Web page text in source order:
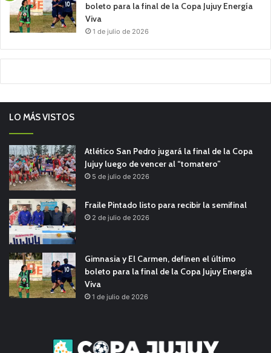
boleto para la final de la Copa Jujuy Energía
Viva
1 de julio de 2026
LO MÁS VISTOS
Atlético San Pedro jugará la final de la Copa
Jujuy luego de vencer al “tomatero”
5 de julio de 2026
Fraile Pintado listo para recibir la semifinal
2 de julio de 2026
Gimnasia y El Carmen, definen el último
boleto para la final de la Copa Jujuy Energía
Viva
1 de julio de 2026